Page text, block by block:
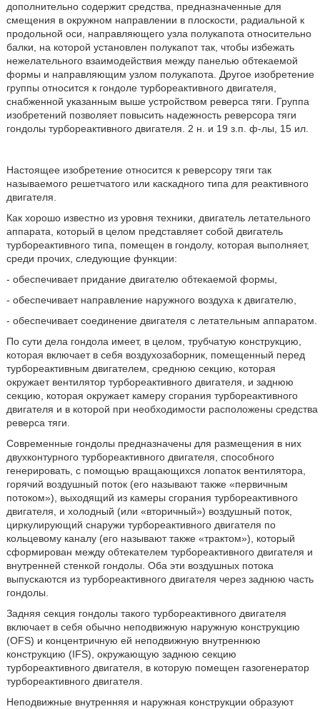
дополнительно содержит средства, предназначенные для
смещения в окружном направлении в плоскости, радиальной к
продольной оси, направляющего узла полукапота относительно
балки, на которой установлен полукапот так, чтобы избежать
нежелательного взаимодействия между панелью обтекаемой
формы и направляющим узлом полукапота. Другое изобретение
группы относится к гондоле турбореактивного двигателя,
снабженной указанным выше устройством реверса тяги. Группа
изобретений позволяет повысить надежность реверсора тяги
гондолы турбореактивного двигателя. 2 н. и 19 з.п. ф-лы, 15 ил.
Настоящее изобретение относится к реверсору тяги так
называемого решетчатого или каскадного типа для реактивного
двигателя.
Как хорошо известно из уровня техники, двигатель летательного
аппарата, который в целом представляет собой двигатель
турбореактивного типа, помещен в гондолу, которая выполняет,
среди прочих, следующие функции:
- обеспечивает придание двигателю обтекаемой формы,
- обеспечивает направление наружного воздуха к двигателю,
- обеспечивает соединение двигателя с летательным аппаратом.
По сути дела гондола имеет, в целом, трубчатую конструкцию,
которая включает в себя воздухозаборник, помещенный перед
турбореактивным двигателем, среднюю секцию, которая
окружает вентилятор турбореактивного двигателя, и заднюю
секцию, которая окружает камеру сгорания турбореактивного
двигателя и в которой при необходимости расположены средства
реверса тяги.
Современные гондолы предназначены для размещения в них
двухконтурного турбореактивного двигателя, способного
генерировать, с помощью вращающихся лопаток вентилятора,
горячий воздушный поток (его называют также «первичным
потоком»), выходящий из камеры сгорания турбореактивного
двигателя, и холодный (или «вторичный») воздушный поток,
циркулирующий снаружи турбореактивного двигателя по
кольцевому каналу (его называют также «трактом»), который
сформирован между обтекателем турбореактивного двигателя и
внутренней стенкой гондолы. Оба эти воздушных потока
выпускаются из турбореактивного двигателя через заднюю часть
гондолы.
Задняя секция гондолы такого турбореактивного двигателя
включает в себя обычно неподвижную наружную конструкцию
(OFS) и концентричную ей неподвижную внутреннюю
конструкцию (IFS), окружающую заднюю секцию
турбореактивного двигателя, в которую помещен газогенератор
турбореактивного двигателя.
Неподвижные внутренняя и наружная конструкции образуют